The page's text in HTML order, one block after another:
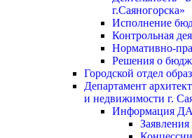
г.Саяногорска»
Исполнение
Контрольная
Нормативно-
Решения о
Городской отдел
Департамент
и недвижимости г.
Информация